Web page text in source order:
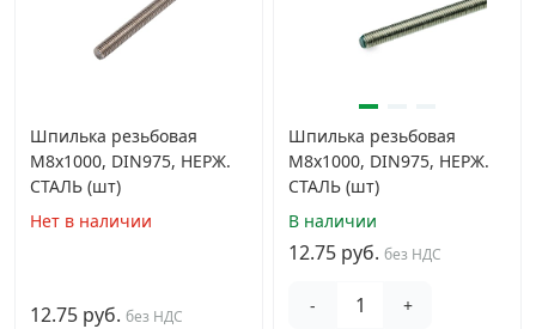
Шпилька резьбовая
М8х1000, DIN975, НЕРЖ.
СТАЛЬ (шт)
Нет в наличии
12.75 руб. без НДС
Шпилька резьбовая
М8х1000, DIN975, НЕРЖ.
СТАЛЬ (шт)
В наличии
12.75 руб. без НДС
- +